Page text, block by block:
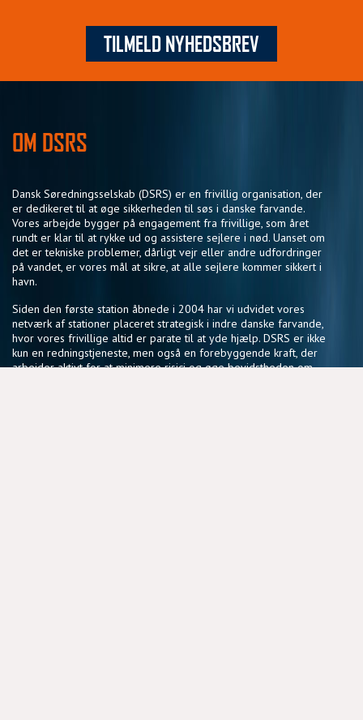
TILMELD NYHEDSBREV
OM DSRS
Dansk Søredningsselskab (DSRS) er en frivillig organisation, der
er dedikeret til at øge sikkerheden til søs i danske farvande.
Vores arbejde bygger på engagement fra frivillige, som året
rundt er klar til at rykke ud og assistere sejlere i nød. Uanset om
det er tekniske problemer, dårligt vejr eller andre udfordringer
på vandet, er vores mål at sikre, at alle sejlere kommer sikkert i
havn.
Siden den første station åbnede i 2004 har vi udvidet vores
netværk af stationer placeret strategisk i indre danske farvande,
hvor vores frivillige altid er parate til at yde hjælp. DSRS er ikke
kun en redningstjeneste, men også en forebyggende kraft, der
arbejder aktivt for at minimere risici og øge bevidstheden om